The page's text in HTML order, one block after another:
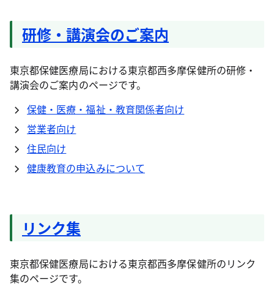
研修・講演会のご案内
東京都保健医療局における東京都西多摩保健所の研修・
講演会のご案内のページです。
保健・医療・福祉・教育関係者向け
営業者向け
住民向け
健康教育の申込みについて
リンク集
東京都保健医療局における東京都西多摩保健所のリンク
集のページです。